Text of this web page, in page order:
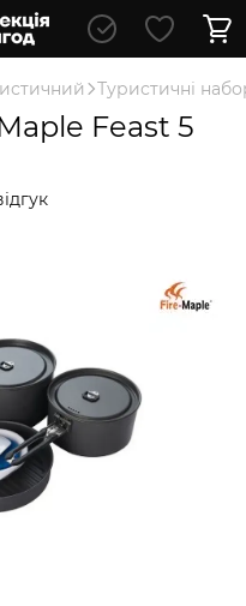
Туристичні
Feast 5